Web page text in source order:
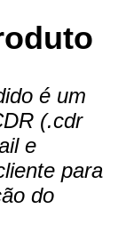
é um
(.cdr
e
para
do